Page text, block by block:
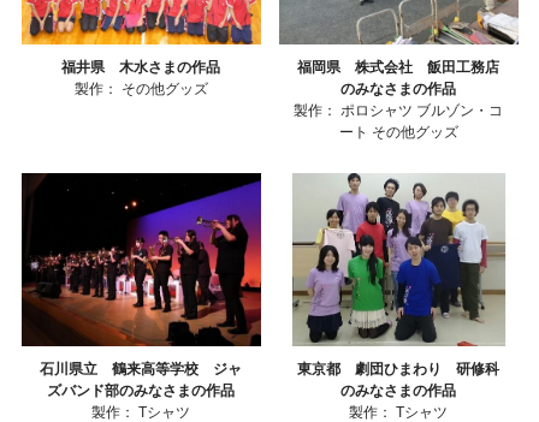
福井県 木水さまの作品
製作：
その他グッズ
福岡県 株式会社 飯田工務店
のみなさまの作品
製作： ポロシャツ ブルゾン・コ
ート その他グッズ
石川県立 鶴来高等学校 ジャ
ズバンド部のみなさまの作品
製作： Tシャツ
東京都 劇団ひまわり 研修科
のみなさまの作品
製作： Tシャツ